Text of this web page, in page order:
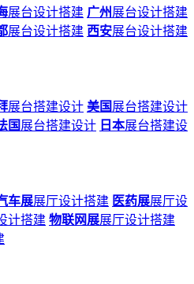
展台设计搭建 广州展台设计搭建
展台设计搭建 西安展台设计搭建
展台搭建设计 美国 展台搭建设计
国 展台搭建设计 日本展台搭建设
车展展厅设计搭建 医药展展厅设
计搭建 物联网展展厅设计搭建